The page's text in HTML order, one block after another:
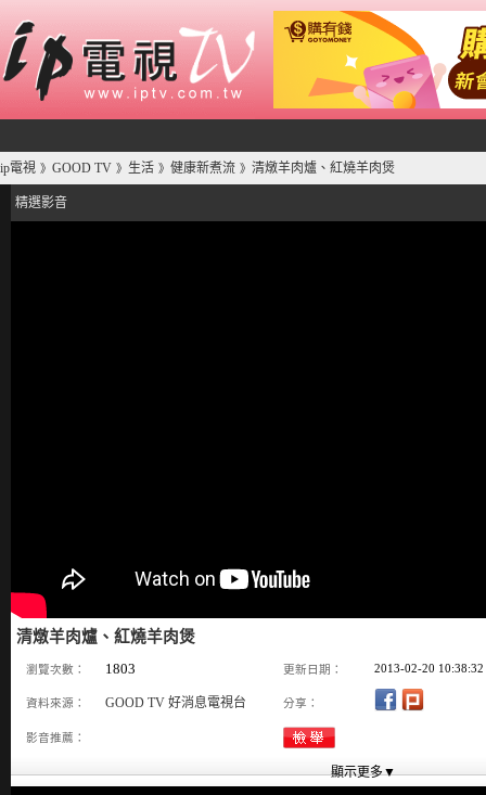
ip電視 》 GOOD TV 》 生活 》 健康新煮流 》 清燉羊肉爐、紅燒羊肉煲
精選影音
清燉羊肉爐、紅燒羊肉煲
瀏覽次數： 1803 更新日期： 2013-02-20 10:38:32
資料來源： GOOD TV 好消息電視台 分享：
影音推薦：